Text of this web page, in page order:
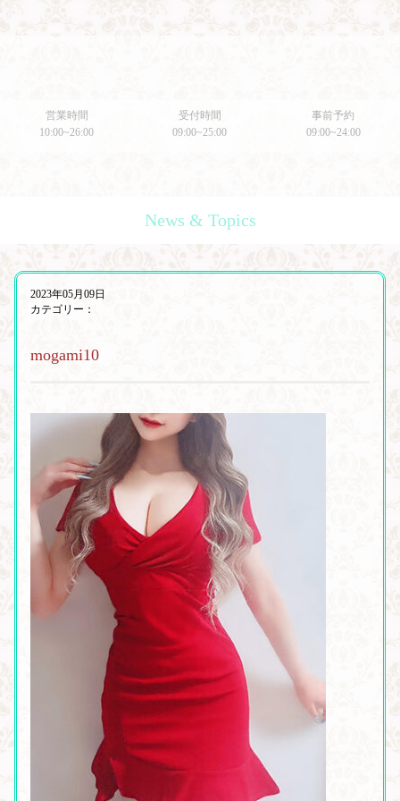
営業時間
10:00~26:00
受付時間
09:00~25:00
事前予約
09:00~24:00
News & Topics
2023年05月09日
カテゴリー：
mogami10